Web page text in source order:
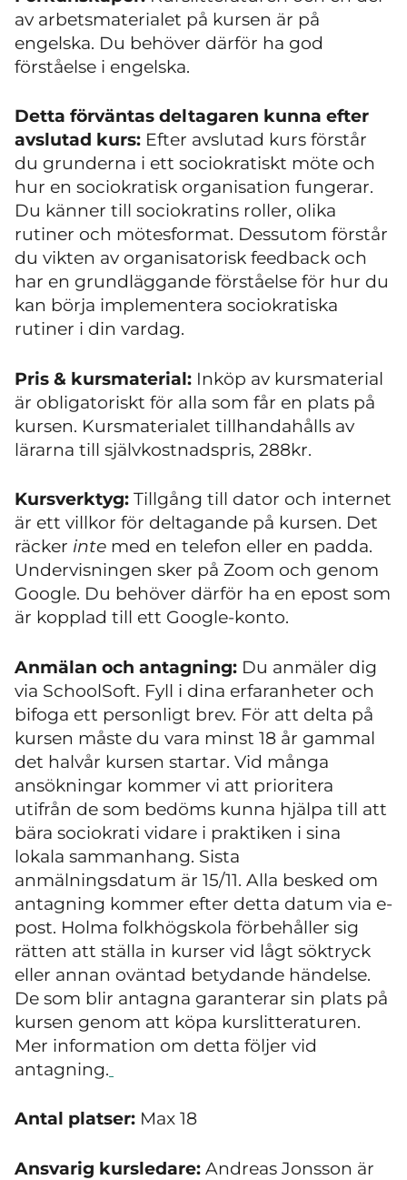
av arbetsmaterialet på kursen är på
engelska. Du behöver därför ha god
förståelse i engelska.
Detta förväntas deltagaren kunna efter
avslutad kurs: Efter avslutad kurs förstår
du grunderna i ett sociokratiskt möte och
hur en sociokratisk organisation fungerar.
Du känner till sociokratins roller, olika
rutiner och mötesformat. Dessutom förstår
du vikten av organisatorisk feedback och
har en grundläggande förståelse för hur du
kan börja implementera sociokratiska
rutiner i din vardag.
Pris & kursmaterial: Inköp av kursmaterial
är obligatoriskt för alla som får en plats på
kursen. Kursmaterialet tillhandahålls av
lärarna till självkostnadspris, 288kr.
Kursverktyg: Tillgång till dator och internet
är ett villkor för deltagande på kursen. Det
räcker inte med en telefon eller en padda.
Undervisningen sker på Zoom och genom
Google. Du behöver därför ha en epost som
är kopplad till ett Google-konto.
Anmälan och antagning: Du anmäler dig
via SchoolSoft. Fyll i dina erfaranheter och
bifoga ett personligt brev. För att delta på
kursen måste du vara minst 18 år gammal
det halvår kursen startar. Vid många
ansökningar kommer vi att prioritera
utifrån de som bedöms kunna hjälpa till att
bära sociokrati vidare i praktiken i sina
lokala sammanhang. Sista
anmälningsdatum är 15/11. Alla besked om
antagning kommer efter detta datum via e-
post. Holma folkhögskola förbehåller sig
rätten att ställa in kurser vid lågt söktryck
eller annan oväntad betydande händelse.
De som blir antagna garanterar sin plats på
kursen genom att köpa kurslitteraturen.
Mer information om detta följer vid
antagning.
Antal platser: Max 18
Ansvarig kursledare: Andreas Jonsson är